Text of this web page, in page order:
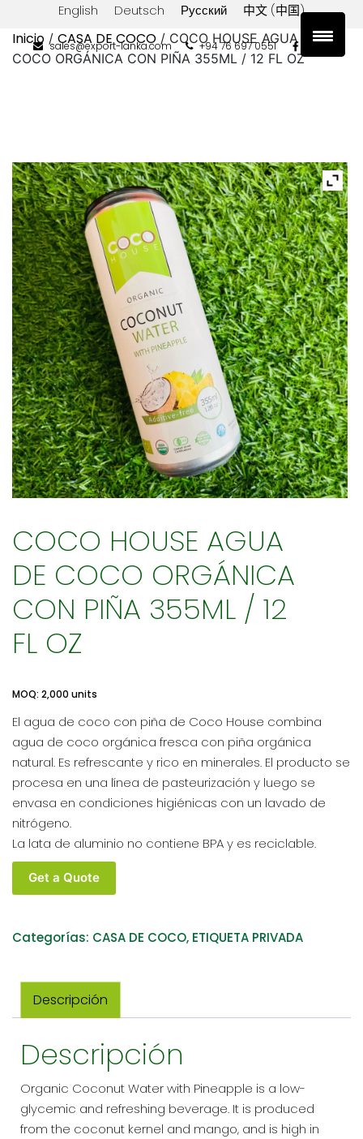
English Deutsch Русский 中文 (中国)
sales@export-lanka.com +94 76 697 0551
Inicio / CASA DE COCO / COCO HOUSE AGUA DE
COCO ORGÁNICA CON PIÑA 355ML / 12 FL OZ
COCO HOUSE AGUA
DE COCO ORGÁNICA
CON PIÑA 355ML / 12
FL OZ
MOQ: 2,000 units
El agua de coco con piña de Coco House combina
agua de coco orgánica fresca con piña orgánica
natural. Es refrescante y rico en minerales. El producto se
procesa en una línea de pasteurización y luego se
envasa en condiciones higiénicas con un lavado de
nitrógeno.
La lata de aluminio no contiene BPA y es reciclable.
COCO
HOUSE
COCO
CON
PIÑA
12
FL
OZ
cantidad
Get a Quote
Categorías: CASA DE COCO, ETIQUETA PRIVADA
Descripción
Descripción
Organic Coconut Water with Pineapple is a low-
glycemic and refreshing beverage. It is produced
from the coconut kernel and mango, and is high in